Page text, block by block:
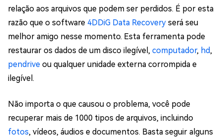
relação aos arquivos que podem ser perdidos. É por esta
razão que o software 4DDiG Data Recovery será seu
melhor amigo nesse momento. Esta ferramenta pode
restaurar os dados de um disco ilegível, computador, hd,
pendrive ou qualquer unidade externa corrompida e
ilegível.
Não importa o que causou o problema, você pode
recuperar mais de 1000 tipos de arquivos, incluindo
fotos, vídeos, áudios e documentos. Basta seguir alguns